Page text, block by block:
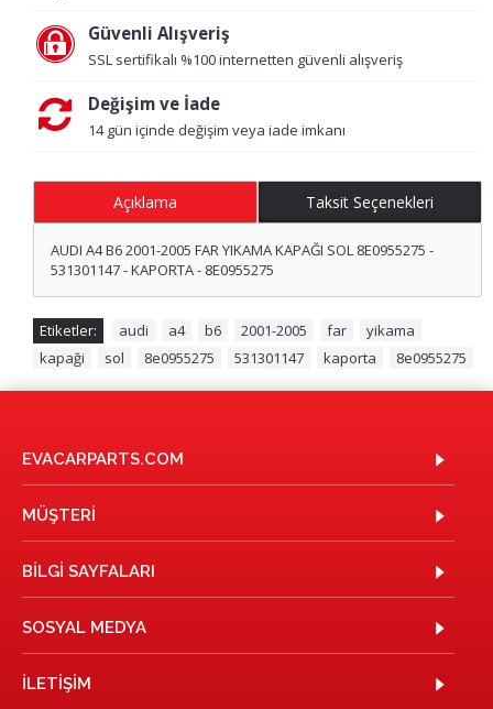
Güvenli Alışveriş
SSL sertifikalı %100 internetten güvenli alışveriş
Değişim ve İade
14 gün içinde değişim veya iade imkanı
Açıklama Taksit Seçenekleri
AUDI A4 B6 2001-2005 FAR YIKAMA KAPAĞI SOL 8E0955275 -
531301147 - KAPORTA - 8E0955275
Etiketler: audi a4 b6 2001-2005 far yikama
kapaği
sol 8e0955275 531301147 kaporta 8e0955275
EVACARPARTS.COM
MÜŞTERI
BILGI SAYFALARI
SOSYAL MEDYA
İLETIŞIM